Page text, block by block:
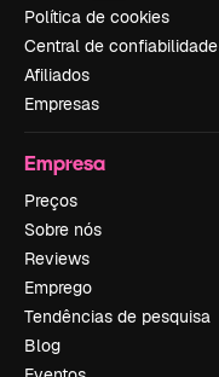
Política de cookies
Central de confiabilidade
Afiliados
Empresas
Empresa
Preços
Sobre nós
Reviews
Emprego
Tendências de pesquisa
Blog